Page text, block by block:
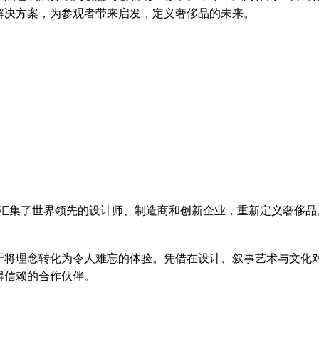
方案，为参观者带来启发，定义奢侈品的未来。
集了世界领先的设计师、制造商和创新企业，重新定义奢侈品
理念转化为令人难忘的体验。凭借在设计、叙事艺术与文化
赖的合作伙伴。